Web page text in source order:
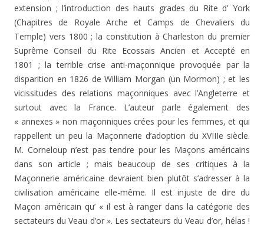
extension ; l’introduction des hauts grades du Rite d’ York
(Chapitres de Royale Ar­che et Camps de Chevaliers du
Temple) vers 1800 ; la cons­titution à Charleston du premier
Suprême Conseil du Rite Ecossais Ancien et Accepté en
1801 ; la terrible crise anti-maçonnique provoquée par la
disparition en 1826 de William Morgan (un Mormon) ; et les
vicissitudes des re­lations maçonniques avec l’Angleterre et
surtout avec la France. L’auteur parle également des
« annexes » non ma­çonniques crées pour les femmes, et qui
rappellent un peu la Maçonnerie d’adoption du XVIIIe siècle.
M. Corneloup n’est pas tendre pour les Maçons américains
dans son article ; mais beaucoup de ses critiques à la
Maçonnerie américaine devraient bien plutôt s’adresser à la
civilisation américaine elle-même. Il est injuste de dire du
Maçon américain qu’ « il est à ranger dans la catégorie des
sectateurs du Veau d’or ». Les sectateurs du Veau d’or, hélas !